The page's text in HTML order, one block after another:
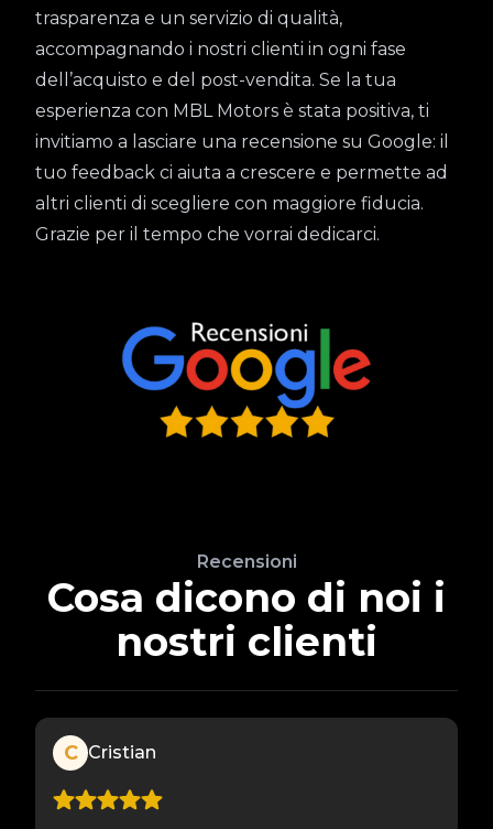
trasparenza e un servizio di qualità,
accompagnando i nostri clienti in ogni fase
dell’acquisto e del post-vendita. Se la tua
esperienza con MBL Motors è stata positiva, ti
invitiamo a lasciare una recensione su Google: il
tuo feedback ci aiuta a crescere e permette ad
altri clienti di scegliere con maggiore fiducia.
Grazie per il tempo che vorrai dedicarci.
Recensioni
Cosa dicono di noi i
nostri clienti
C Cristian